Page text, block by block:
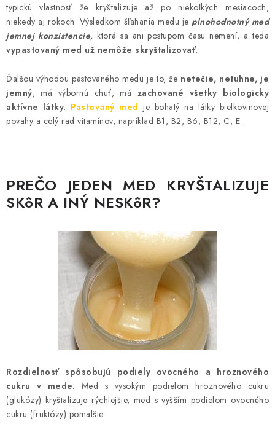
Kamenná predajňa Náš príbeh Články
Napísali o nás
Kontakty
Doprava a platba
Najčastejšie otázky FAQ
Fotogaléria
Obchodné podmienky
Ochrana osobných údajov
Vrátenie tovaru, výmena a reklamácie
Veľkoobchod
typickú vlastnosť že kryštalizuje až po niekoľkých mesiacoch,
niekedy aj rokoch. Výsledkom šľahania medu je plnohodnotný med
jemnej konzistencie, ktorá sa ani postupom času nemení, a teda
vypastovaný med už nemôže skryštalizovať.
Ďalšou výhodou pastovaného medu je to, že netečie, netuhne, je
jemný, má výbornú chuť, má zachované všetky biologicky
aktívne látky. Pastovaný med je bohatý na látky bielkovinovej
povahy a celý rad vitamínov, napríklad B1, B2, B6, B12, C, E.
PREČO JEDEN MED KRYŠTALIZUJE
SKôR A INÝ NESKôR?
Rozdielnosť spôsobujú podiely ovocného a hroznového
cukru v mede. Med s vysokým podielom hroznového cukru
(glukózy) kryštalizuje rýchlejšie, med s vyšším podielom ovocného
cukru (fruktózy) pomalšie.